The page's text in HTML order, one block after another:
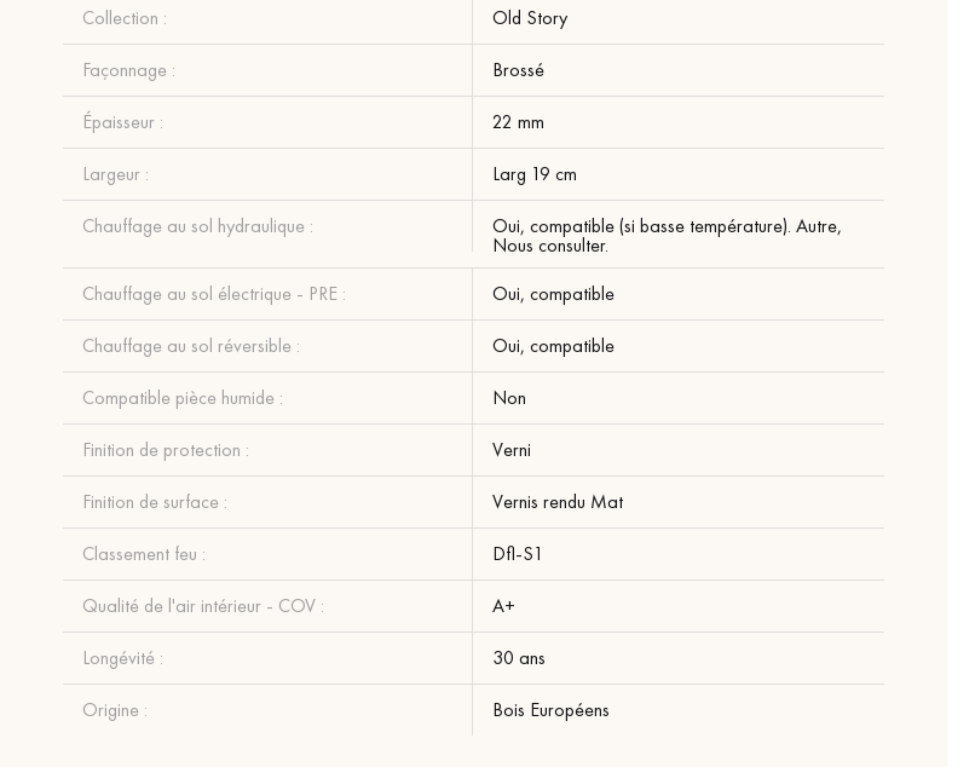
Collection : Old Story
Façonnage : Brossé
Épaisseur : 22 mm
Largeur : Larg 19 cm
Chauffage au sol hydraulique : Oui, compatible (si basse température). Autre,
Nous consulter.
Chauffage au sol électrique - PRE :
Oui, compatible
Chauffage au sol réversible : Oui, compatible
Compatible pièce humide : Non
Finition de protection : Verni
Finition de surface : Vernis rendu Mat
Classement feu : Dfl-S1
Qualité de l'air intérieur - COV : A+
Longévité : 30 ans
Origine : Bois Européens